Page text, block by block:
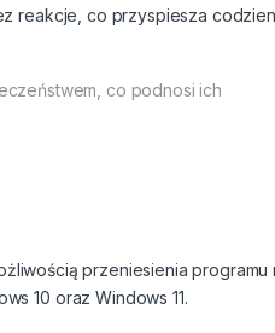
reakcje, co przyspiesza
co podnosi ich
przeniesienia programu
10 oraz Windows 11.